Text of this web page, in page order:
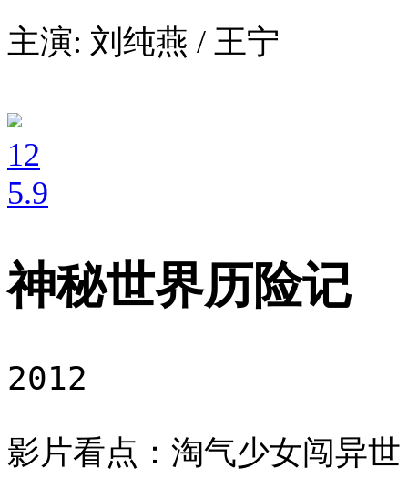
主演: 刘纯燕 / 王宁
12
5.9
神秘世界历险记
2012
影片看点：淘气少女闯异世